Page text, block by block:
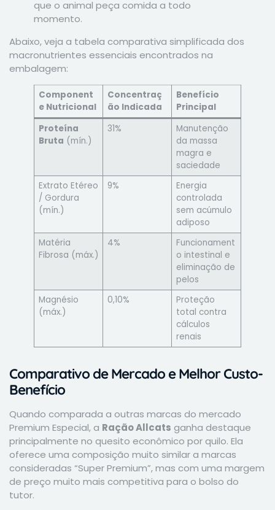
que o animal peça comida a todo
momento.
Abaixo, veja a tabela comparativa simplificada dos
macronutrientes essenciais encontrados na
embalagem:
Component
e Nutricional
Concentraç
ão Indicada
Benefício
Principal
Proteína
Bruta (mín.)
31%
Manutenção
da massa
magra e
saciedade
Extrato Etéreo
/ Gordura
(mín.)
9%
Energia
controlada
sem acúmulo
adiposo
Matéria
Fibrosa (máx.)
4%
Funcionament
o intestinal e
eliminação de
pelos
Magnésio
(máx.)
0,10%
Proteção
total contra
cálculos
renais
Comparativo de Mercado e Melhor Custo-
Benefício
Quando comparada a outras marcas do mercado
Premium Especial, a Ração Allcats ganha destaque
principalmente no quesito econômico por quilo. Ela
oferece uma composição muito similar a marcas
consideradas “Super Premium”, mas com uma margem
de preço muito mais competitiva para o bolso do
tutor.